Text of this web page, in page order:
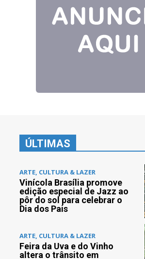
ÚLTIMAS
ARTE, CULTURA & LAZER
Vinícola Brasília promove
edição especial de Jazz ao
pôr do sol para celebrar o
Dia dos Pais
ARTE, CULTURA & LAZER
Feira da Uva e do Vinho
altera o trânsito em